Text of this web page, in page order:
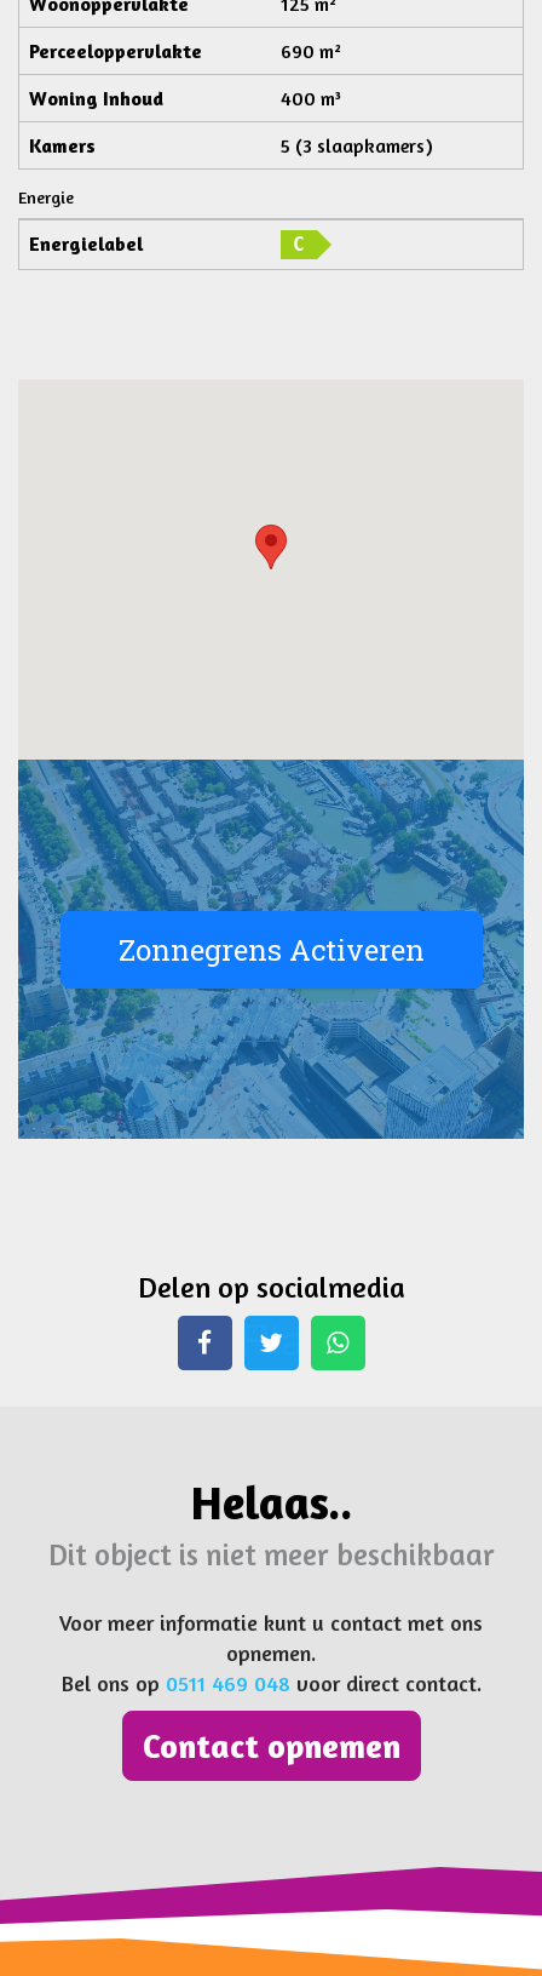
Perceeloppervlakte
690 m²
Woning Inhoud
400 m³
Kamers
5 (3 slaapkamers)
Energie
Energielabel C
Delen op socialmedia
Whatsapp
Helaas..
Dit object is niet meer beschikbaar
Voor meer informatie kunt u contact met ons
opnemen.
Bel ons op 0511 469 048 voor direct contact.
Contact opnemen